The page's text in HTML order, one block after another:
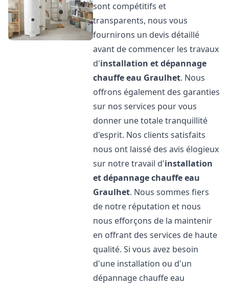
sont compétitifs et
transparents, nous vous
fournirons un devis détaillé
avant de commencer les travaux
d'installation et dépannage
chauffe eau Graulhet. Nous
offrons également des garanties
sur nos services pour vous
donner une totale tranquillité
d'esprit. Nos clients satisfaits
nous ont laissé des avis élogieux
sur notre travail d'installation
et dépannage chauffe eau
Graulhet. Nous sommes fiers
de notre réputation et nous
nous efforçons de la maintenir
en offrant des services de haute
qualité. Si vous avez besoin
d'une installation ou d'un
dépannage chauffe eau